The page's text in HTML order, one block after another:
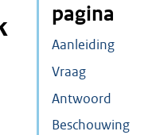
pagina
Aanleiding
Vraag
Antwoord
Beschouwing